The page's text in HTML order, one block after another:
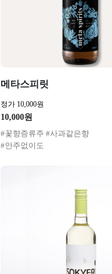
메타스피릿
정가 10,000원
10,000원
#꽃향증류주 #사과같은향
#안주없이도